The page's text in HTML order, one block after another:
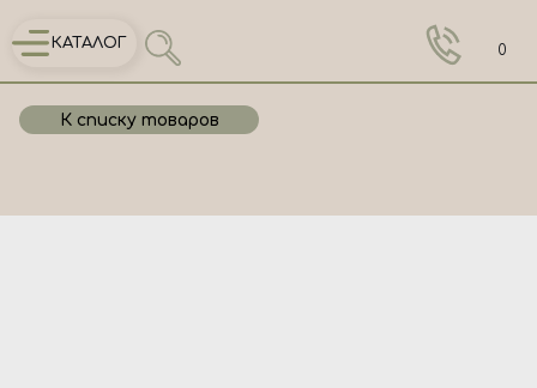
КАТАЛОГ 0
К списку товаров